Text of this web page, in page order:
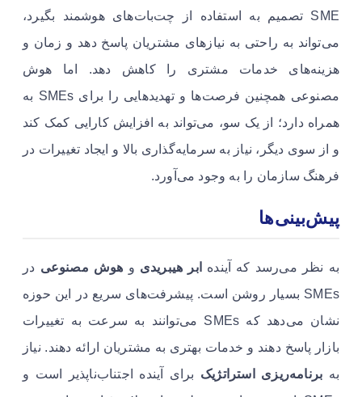
SME تصمیم به استفاده از چت‌بات‌های هوشمند بگیرد،
می‌تواند به راحتی به نیازهای مشتریان پاسخ دهد و زمان و
هزینه‌های خدمات مشتری را کاهش دهد. اما هوش
مصنوعی همچنین فرصت‌ها و تهدیدهایی را برای SMEs به
همراه دارد؛ از یک سو، می‌تواند به افزایش کارایی کمک کند
و از سوی دیگر، نیاز به سرمایه‌گذاری بالا و ایجاد تغییرات در
فرهنگ سازمان را به وجود می‌آورد.
پیش‌بینی‌ها
به نظر می‌رسد که آینده ابر هیبریدی و هوش مصنوعی در
SMEs بسیار روشن است. پیشرفت‌های سریع در این حوزه
نشان می‌دهد که SMEs می‌توانند به سرعت به تغییرات
بازار پاسخ دهند و خدمات بهتری به مشتریان ارائه دهند. نیاز
به برنامه‌ریزی استراتژیک برای آینده اجتناب‌ناپذیر است و